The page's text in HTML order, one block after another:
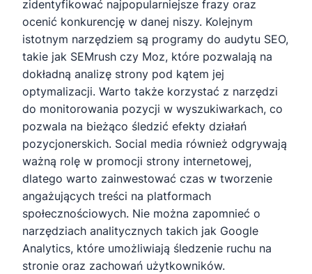
zidentyfikować najpopularniejsze frazy oraz
ocenić konkurencję w danej niszy. Kolejnym
istotnym narzędziem są programy do audytu SEO,
takie jak SEMrush czy Moz, które pozwalają na
dokładną analizę strony pod kątem jej
optymalizacji. Warto także korzystać z narzędzi
do monitorowania pozycji w wyszukiwarkach, co
pozwala na bieżąco śledzić efekty działań
pozycjonerskich. Social media również odgrywają
ważną rolę w promocji strony internetowej,
dlatego warto zainwestować czas w tworzenie
angażujących treści na platformach
społecznościowych. Nie można zapomnieć o
narzędziach analitycznych takich jak Google
Analytics, które umożliwiają śledzenie ruchu na
stronie oraz zachowań użytkowników.